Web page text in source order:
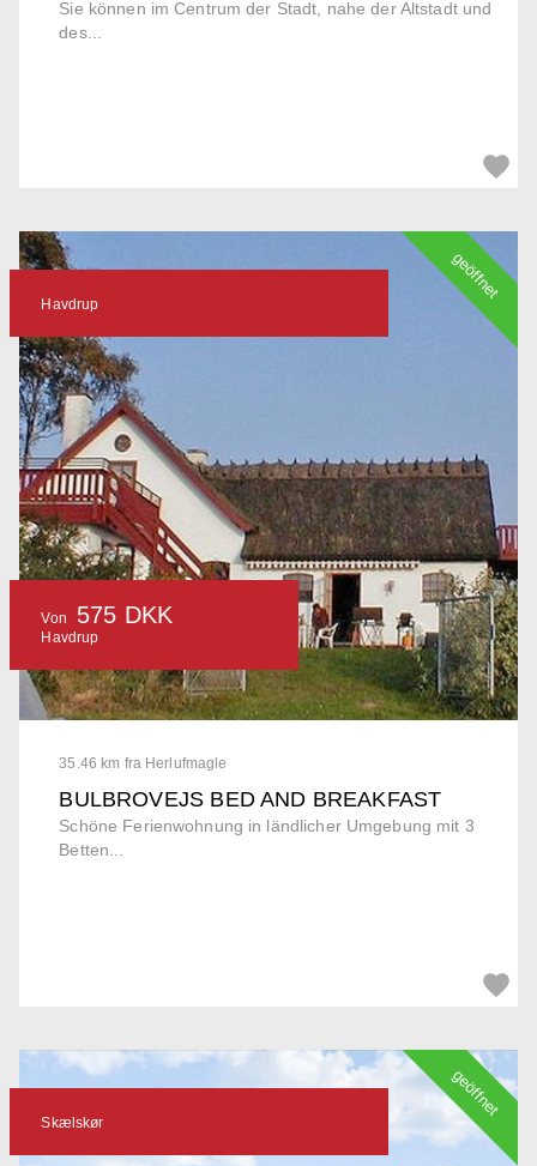
Sie können im Centrum der Stadt, nahe der Altstadt und
des...
35.46 km fra Herlufmagle
BULBROVEJS BED AND BREAKFAST
Schöne Ferienwohnung in ländlicher Umgebung mit 3
Betten...
Havdrup
Von 575 DKK
Havdrup
geöffnet
Skælskør
geöffnet